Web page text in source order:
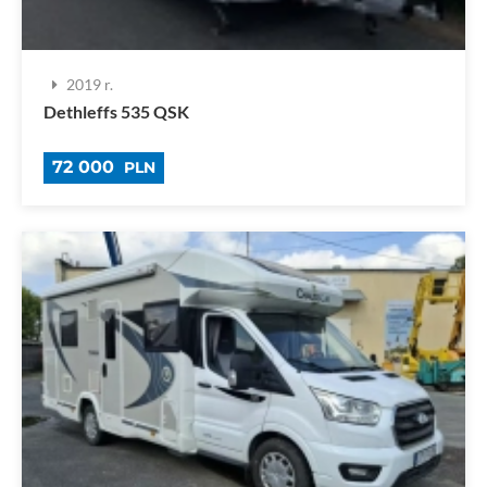
2019 r.
Dethleffs 535 QSK
72 000 PLN